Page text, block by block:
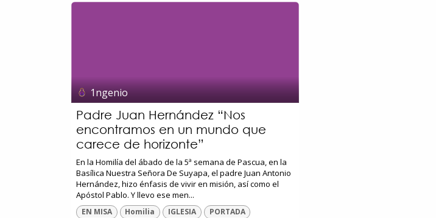
1ngenio
Padre Juan Hernández “Nos
encontramos en un mundo que
carece de horizonte”
En la Homilía del ábado de la 5ª semana de Pascua, en la
Basílica Nuestra Señora De Suyapa, el padre Juan Antonio
Hernández, hizo énfasis de vivir en misión, así como el
Apóstol Pablo. Y llevo ese men...
EN MISA Homilia IGLESIA
PORTADA